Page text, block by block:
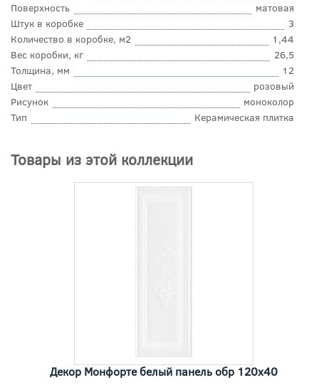
Поверхность
матовая
Штук в коробке
3
Количество в коробке, м2
1,44
Вес коробки, кг
26,5
Толщина, мм
12
Цвет
розовый
Рисунок
моноколор
Тип
Керамическая плитка
Товары из этой коллекции
Декор Монфорте белый панель обр 120x40